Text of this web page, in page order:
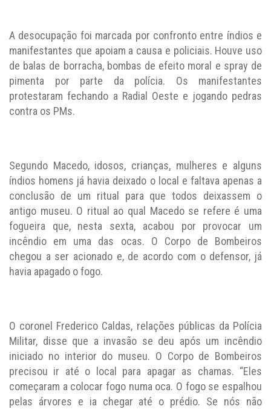
A desocupação foi marcada por confronto entre índios e
manifestantes que apoiam a causa e policiais. Houve uso
de balas de borracha, bombas de efeito moral e spray de
pimenta por parte da polícia. Os manifestantes
protestaram fechando a Radial Oeste e jogando pedras
contra os PMs.
Segundo Macedo, idosos, crianças, mulheres e alguns
índios homens já havia deixado o local e faltava apenas a
conclusão de um ritual para que todos deixassem o
antigo museu. O ritual ao qual Macedo se refere é uma
fogueira que, nesta sexta, acabou por provocar um
incêndio em uma das ocas. O Corpo de Bombeiros
chegou a ser acionado e, de acordo com o defensor, já
havia apagado o fogo.
O coronel Frederico Caldas, relações públicas da Polícia
Militar, disse que a invasão se deu após um incêndio
iniciado no interior do museu. O Corpo de Bombeiros
precisou ir até o local para apagar as chamas. “Eles
começaram a colocar fogo numa oca. O fogo se espalhou
pelas árvores e ia chegar até o prédio. Se nós não